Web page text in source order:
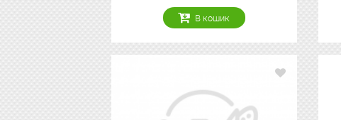
В кошик